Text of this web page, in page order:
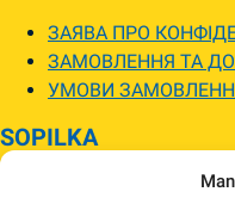
ЗАЯВА ПРО
ЗАМОВЛЕННЯ ТА
УМОВИ
SOPILKA
МАГАЗИНИ SOPILKA